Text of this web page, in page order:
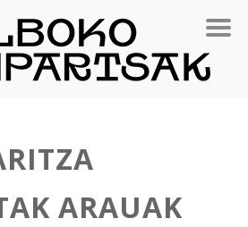
ARAUAK